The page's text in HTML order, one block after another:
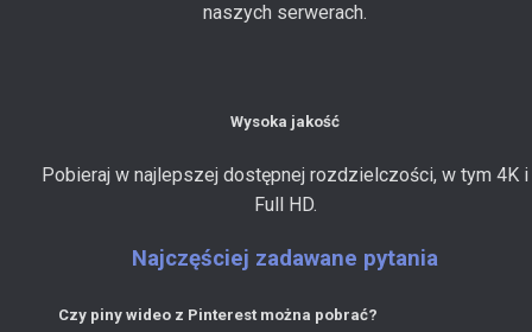
naszych serwerach.
Wysoka jakość
Pobieraj w najlepszej dostępnej rozdzielczości, w tym 4K i
Full HD.
Najczęściej zadawane pytania
Czy piny wideo z Pinterest można pobrać?